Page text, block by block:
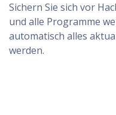
Sichern Sie sich vor
und alle Programme
automatisch alles
werden.